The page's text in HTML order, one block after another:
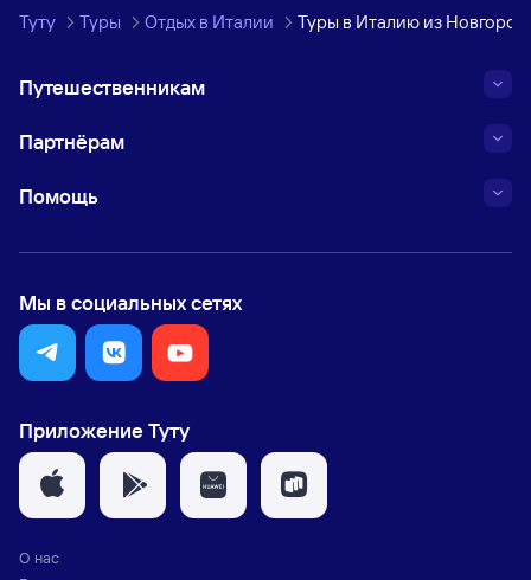
Туту Туры Отдых в Италии Туры в Италию из
Путешественникам
Партнёрам
Помощь
Мы в социальных сетях
Приложение Туту
О нас